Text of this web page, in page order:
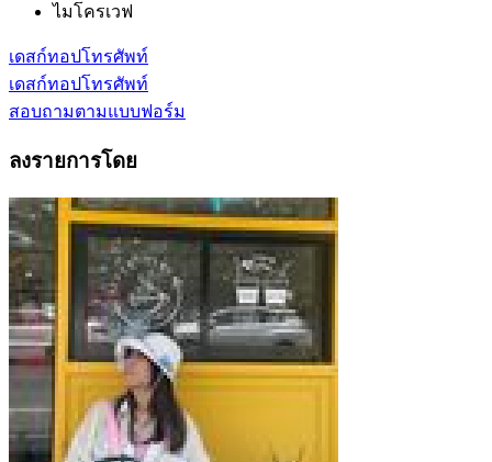
ไมโครเวฟ
เดสก์ทอปโทรศัพท์
เดสก์ทอปโทรศัพท์
สอบถามตามแบบฟอร์ม
ลงรายการโดย